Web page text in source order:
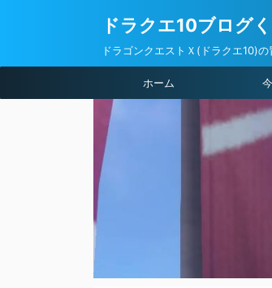
ドラクエ10ブログ
ドラゴンクエストＸ(ドラクエ10)
ホーム